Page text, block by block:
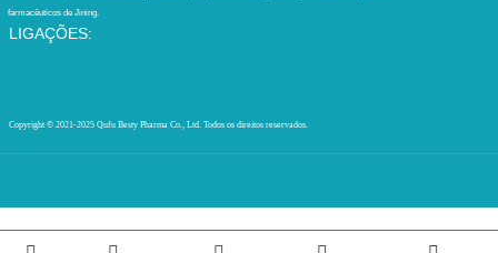
farmacêuticos de Jining.
LIGAÇÕES:
Copyright © 2021-2025 Qufu Besty Pharma Co., Ltd. Todos os direitos reservados.